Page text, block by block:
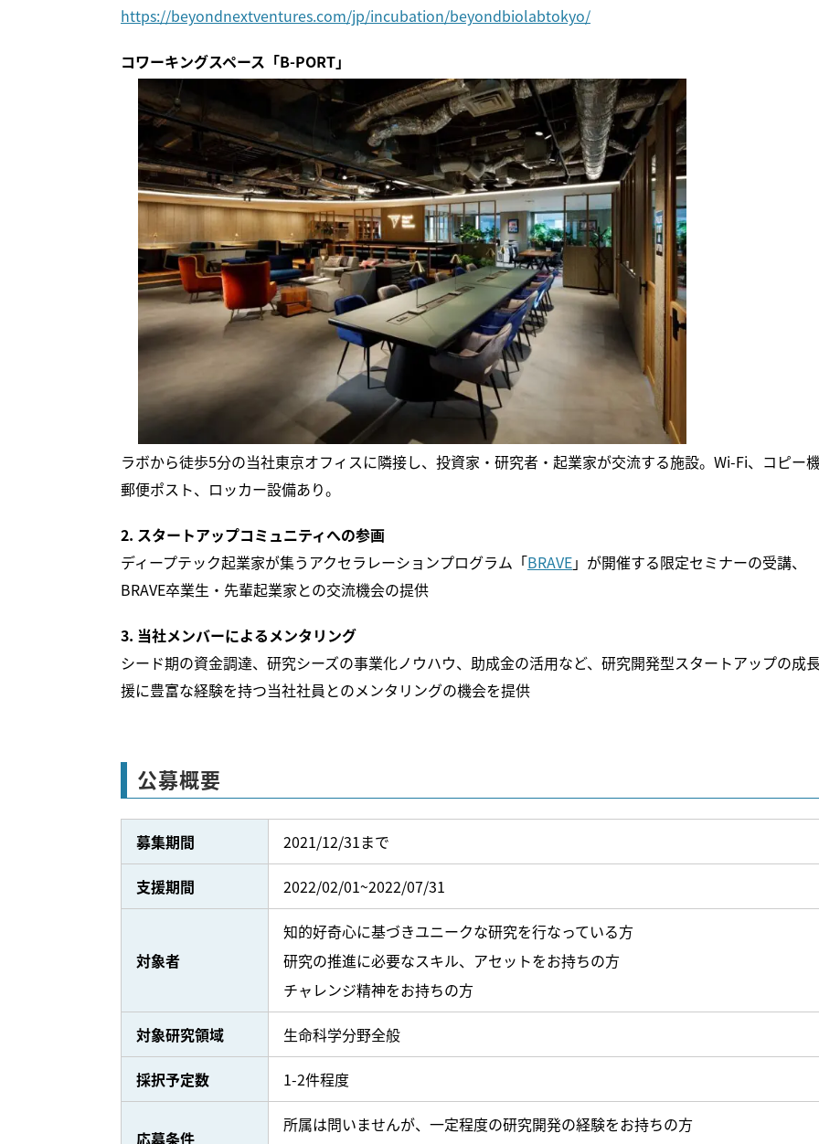
https://beyondnextventures.com/jp/incubation/beyondbiolabtokyo/
コワーキングスペース「B-PORT」
ラボから徒歩5分の当社東京オフィスに隣接し、投資家・研究者・起業家が交流する施設。Wi-Fi、コピー機
郵便ポスト、ロッカー設備あり。
2. スタートアップコミュニティへの参画
ディープテック起業家が集うアクセラレーションプログラム「BRAVE」が開催する限定セミナーの受講、
BRAVE卒業生・先輩起業家との交流機会の提供
3. 当社メンバーによるメンタリング
シード期の資金調達、研究シーズの事業化ノウハウ、助成金の活用など、研究開発型スタートアップの成
援に豊富な経験を持つ当社社員とのメンタリングの機会を提供
公募概要
募集期間 2021/12/31まで
支援期間 2022/02/01~2022/07/31
対象者
知的好奇心に基づきユニークな研究を行なっている方
研究の推進に必要なスキル、アセットをお持ちの方
チャレンジ精神をお持ちの方
対象研究領域 生命科学分野全般
採択予定数 1-2件程度
応募条件
所属は問いませんが、一定程度の研究開発の経験をお持ちの方
ディープテック領域での創業を支援するBeyond Next
Venturesから、最新の出資情報・イベント・起業支援プ
ログラムのご案内をお届けします。
ぜひご登録ください。
ニューズレターに登録する